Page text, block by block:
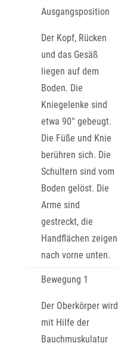
Ausgangsposition
Der Kopf, Rücken
und das Gesäß
liegen auf dem
Boden. Die
Kniegelenke sind
etwa 90° gebeugt.
Die Füße und Knie
berühren sich. Die
Schultern sind vom
Boden gelöst. Die
Arme sind
gestreckt, die
Handflächen zeigen
nach vorne unten.
Bewegung 1
Der Oberkörper wird
mit Hilfe der
Bauchmuskulatur